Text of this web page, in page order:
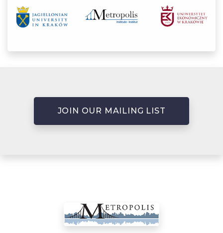
JOIN OUR MAILING LIST